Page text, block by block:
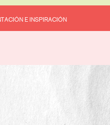
E INSPIRACIÓN